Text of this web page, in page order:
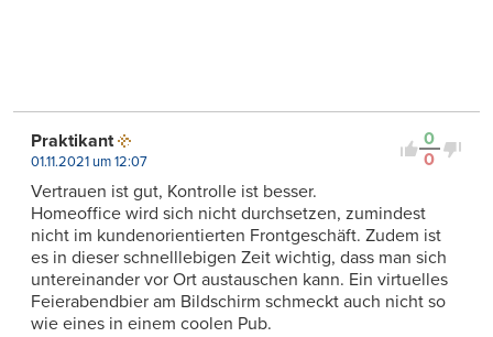
0
0
Praktikant
01.11.2021 um 12:07
Vertrauen ist gut, Kontrolle ist besser.
Homeoffice wird sich nicht durchsetzen, zumindest
nicht im kundenorientierten Frontgeschäft. Zudem ist
es in dieser schnelllebigen Zeit wichtig, dass man sich
untereinander vor Ort austauschen kann. Ein virtuelles
Feierabendbier am Bildschirm schmeckt auch nicht so
wie eines in einem coolen Pub.